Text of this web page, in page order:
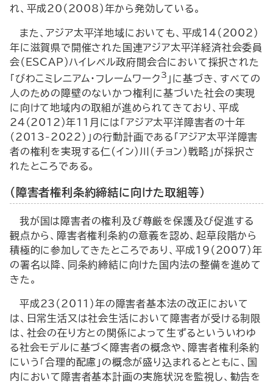
れ、平成20（2008）年から発効している。
また、アジア太平洋地域においても、平成14（2002）
年に滋賀県で開催された国連アジア太平洋経済社会委員
会（ESCAP）ハイレベル政府間会合において採択された
「びわこミレニアム・フレームワーク 3 」に基づき、すべての
人のための障壁のないかつ権利に基づいた社会の実現
に向けて地域内の取組が進められてきており、平成
24（2012）年11月には「アジア太平洋障害者の十年
（2013-2022）」の行動計画である「アジア太平洋障害
者の権利を実現する仁(イン)川(チョン)戦略」が採択さ
れたところである。
（障害者権利条約締結に向けた取組等）
我が国は障害者の権利及び尊厳を保護及び促進する
観点から、障害者権利条約の意義を認め、起草段階から
積極的に参加してきたところであり、平成19（2007）年
の署名以降、同条約締結に向けた国内法の整備を進めて
きた。
平成23（2011）年の障害者基本法の改正において
は、日常生活又は社会生活において障害者が受ける制限
は、社会の在り方との関係によって生ずるといういわゆ
る社会モデルに基づく障害者の概念や、障害者権利条約
にいう「合理的配慮」の概念が盛り込まれるとともに、国
内において障害者基本計画の実施状況を監視し、勧告を